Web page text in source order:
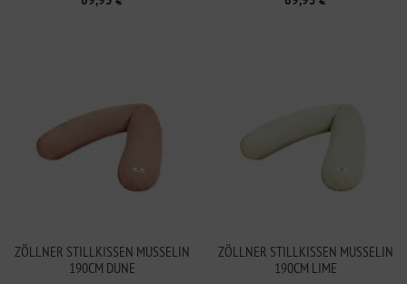
ZÖLLNER STILLKISSEN MUSSELIN
190CM DUNE
ZÖLLNER STILLKISSEN MUSSELIN
190CM LIME